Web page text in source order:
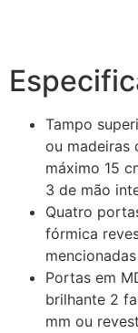
Tampo
ou madeiras
máximo 15
3 de mão
Quatro
fórmica
Portas em
brilhante 2
mm ou